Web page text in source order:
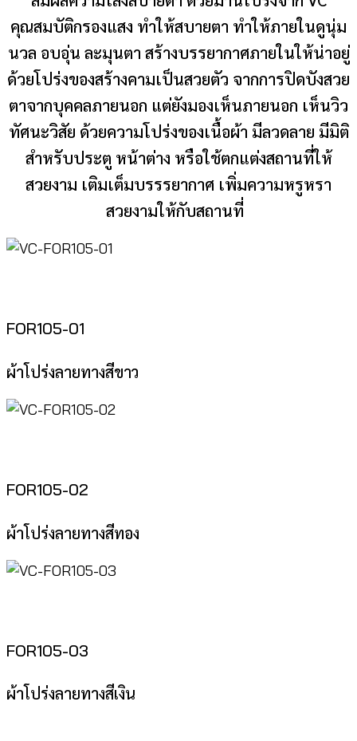
คุณสมบัติกรองแสง ทำให้สบายตา ทำให้ภายในดูนุ่ม
นวล อบอุ่น ละมุนตา สร้างบรรยากาศภายในให้น่าอยู่
ด้วยโปร่งของสร้างคามเป็นสวยตัว จากการปิดบังสวย
ตาจากบุคคลภายนอก แต่ยังมองเห็นภายนอก เห็นวิว
ทัศนะวิสัย ด้วยความโปร่งของเนื้อผ้า มีลวดลาย มีมิติ
สำหรับประตู หน้าต่าง หรือใช้ตกแต่งสถานที่ให้
สวยงาม เติมเต็มบรรรยากาศ เพิ่มความหรูหรา
สวยงามให้กับสถานที่
FOR105-01
ผ้าโปร่งลายทางสีขาว
FOR105-02
ผ้าโปร่งลายทางสีทอง
FOR105-03
ผ้าโปร่งลายทางสีเงิน